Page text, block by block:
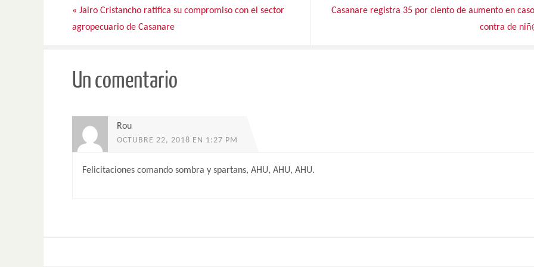
« Jairo Cristancho ratifica su compromiso con el sector
agropecuario de Casanare
Casanare registra 35 por ciento de aumento en
contra de
Un comentario
Rou
OCTUBRE 22, 2018 EN 1:27 PM
Felicitaciones comando sombra y spartans, AHU, AHU, AHU.